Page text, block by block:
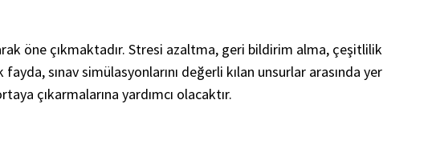
öne çıkmaktadır. Stresi azaltma, geri bildirim alma, çeşitlilik
sınav simülasyonlarını değerli kılan unsurlar arasında yer
çıkarmalarına yardımcı olacaktır.